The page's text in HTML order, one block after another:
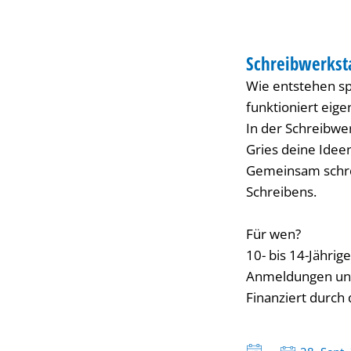
KATEGORIE:
Wie entstehen
funktioniert
In der
Gries deine
Gemeinsam
Schreibens.
Für wen?
10- bis 14-Jährige
Anmeldungen
Finanziert durch